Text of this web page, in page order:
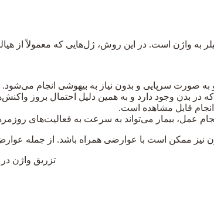
به واژن است. در این روش، ژل‌هایی که معمولاً از
صورت سرپایی و بدون نیاز به بیهوشی انجام می‌شود.
در بدن وجود دارد و به همین دلیل احتمال بروز
انجام قابل مشاهده است.
عمل، بیمار می‌تواند به سرعت به فعالیت‌های
نیز ممکن است با عوارضی همراه باشد. از جمله